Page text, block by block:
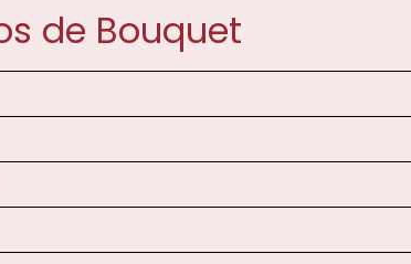
de Bouquet